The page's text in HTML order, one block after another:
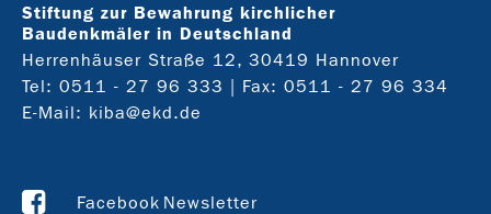
Stiftung zur Bewahrung kirchlicher
Baudenkmäler in Deutschland
Herrenhäuser Straße 12, 30419 Hannover
Tel: 0511 - 27 96 333 | Fax: 0511 - 27 96 334
E-Mail: kiba@ekd.de
Facebook Newsletter